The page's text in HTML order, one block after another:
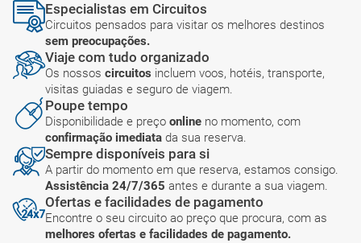
Especialistas em Circuitos
Circuitos pensados para visitar os melhores destinos
sem preocupações.
Viaje com tudo organizado
Os nossos circuitos incluem voos, hotéis, transporte,
visitas guiadas e seguro de viagem.
Poupe tempo
Disponibilidade e preço online no momento, com
confirmação imediata da sua reserva.
Sempre disponíveis para si
A partir do momento em que reserva, estamos consigo.
Assistência 24/7/365 antes e durante a sua viagem.
Ofertas e facilidades de pagamento
Encontre o seu circuito ao preço que procura, com as
melhores ofertas e facilidades de pagamento.